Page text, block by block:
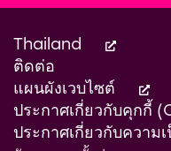
Thailand
ติดต่อ
แผนผังเวบไซต์
ประกาศเกี่ยวกับคุกกี้
ประกาศเกี่ยวกับความ